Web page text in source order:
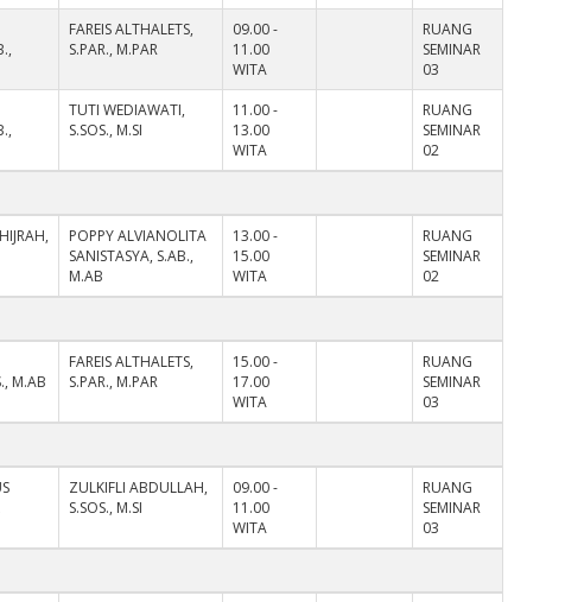
FAREIS ALTHALETS,
S.PAR., M.PAR
09.00 -
11.00
WITA
RUANG
SEMINAR
03
TUTI WEDIAWATI,
S.SOS., M.SI
11.00 -
13.00
WITA
RUANG
SEMINAR
02
POPPY ALVIANOLITA
SANISTASYA, S.AB.,
M.AB
13.00 -
15.00
WITA
RUANG
SEMINAR
02
M.AB
FAREIS ALTHALETS,
S.PAR., M.PAR
15.00 -
17.00
WITA
RUANG
SEMINAR
03
ZULKIFLI ABDULLAH,
S.SOS., M.SI
09.00 -
11.00
WITA
RUANG
SEMINAR
03